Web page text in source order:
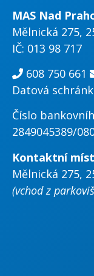
MAS Nad
Mělnická 275,
IČ: 013 98 717
608 750 661
Datová
Číslo
2849045389/
Kontaktní
Mělnická 275,
(vchod z